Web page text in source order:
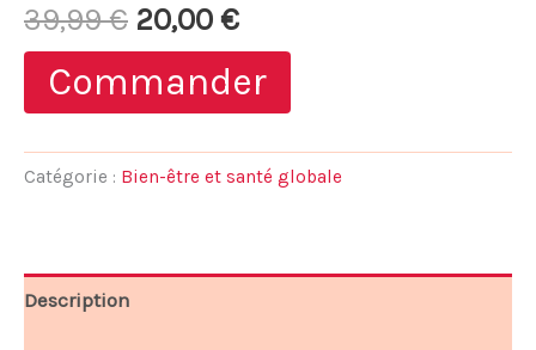
sur 5
basé
sur
notations
client
39,99€ Le
prix
initial
était :
20,00 €Le
prix
actuel
est :
Commander
Catégorie : Bien-être et santé globale
Description